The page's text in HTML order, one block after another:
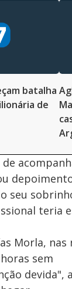
batalha
de
seu
teria
Morla, nas
sem
devida",